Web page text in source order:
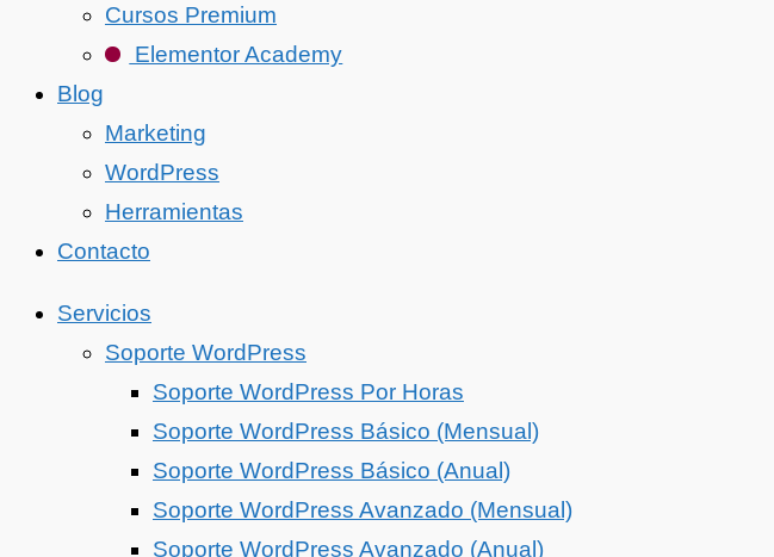
Cursos Premium
Elementor Academy
Blog
Marketing
WordPress
Herramientas
Contacto
Servicios
Soporte WordPress
Soporte WordPress Por Horas
Soporte WordPress Básico (Mensual)
Soporte WordPress Básico (Anual)
Soporte WordPress Avanzado (Mensual)
Soporte WordPress Avanzado (Anual)